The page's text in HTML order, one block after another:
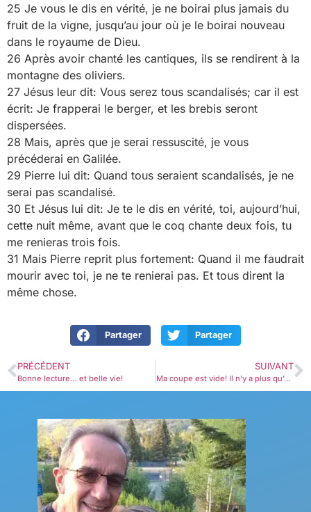
25 Je vous le dis en vérité, je ne boirai plus jamais du
fruit de la vigne, jusqu’au jour où je le boirai nouveau
dans le royaume de Dieu.
26 Après avoir chanté les cantiques, ils se rendirent à la
montagne des oliviers.
27 Jésus leur dit: Vous serez tous scandalisés; car il est
écrit: Je frapperai le berger, et les brebis seront
dispersées.
28 Mais, après que je serai ressuscité, je vous
précéderai en Galilée.
29 Pierre lui dit: Quand tous seraient scandalisés, je ne
serai pas scandalisé.
30 Et Jésus lui dit: Je te le dis en vérité, toi, aujourd’hui,
cette nuit même, avant que le coq chante deux fois, tu
me renieras trois fois.
31 Mais Pierre reprit plus fortement: Quand il me faudrait
mourir avec toi, je ne te renierai pas. Et tous dirent la
même chose.
Partager Partager
PRÉCÉDENT
Bonne lecture… et belle vie!
SUIVANT
Ma coupe est vide! Il n’y a plus qu’à la briser.